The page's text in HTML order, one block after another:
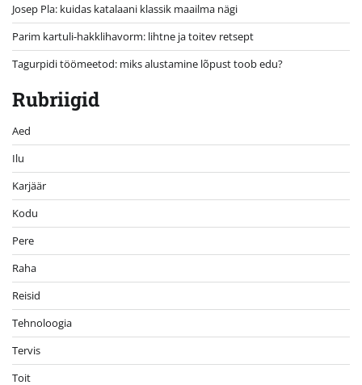
Josep Pla: kuidas katalaani klassik maailma nägi
Parim kartuli-hakklihavorm: lihtne ja toitev retsept
Tagurpidi töömeetod: miks alustamine lõpust toob edu?
Rubriigid
Aed
Ilu
Karjäär
Kodu
Pere
Raha
Reisid
Tehnoloogia
Tervis
Toit